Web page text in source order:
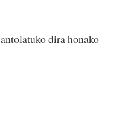
antolatuko dira honako